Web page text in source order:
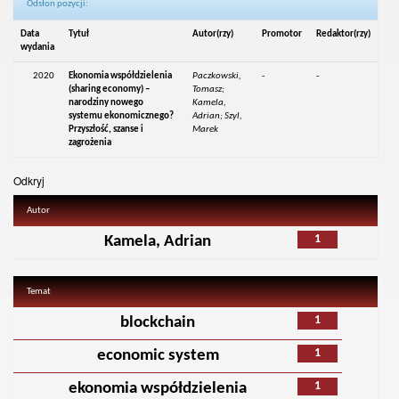
Odsłon pozycji:
Data
wydania
Tytuł Autor(rzy) Promotor Redaktor(rzy)
2020
Ekonomia współdzielenia
(sharing economy) –
narodziny nowego
systemu ekonomicznego?
Przyszłość, szanse i
zagrożenia
Paczkowski,
Tomasz;
Kamela,
Adrian; Szyl,
Marek
- -
Odkryj
Autor
1
Kamela, Adrian
Temat
1
blockchain
1
economic system
1
ekonomia współdzielenia